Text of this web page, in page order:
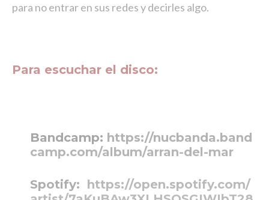
para no entrar en sus redes y decirles algo.
Para escuchar el disco:
Bandcamp: https://nucbanda.band
camp.com/album/arran-del-mar
Spotify: https://open.spotify.com/